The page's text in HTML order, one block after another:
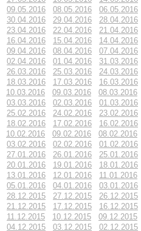
09.05.2016 08.05.2016 06.05.2016
30.04.2016 29.04.2016 28.04.2016
23.04.2016 22.04.2016 21.04.2016
16.04.2016 15.04.2016 14.04.2016
09.04.2016 08.04.2016 07.04.2016
02.04.2016 01.04.2016 31.03.2016
26.03.2016 25.03.2016 24.03.2016
18.03.2016 17.03.2016 16.03.2016
10.03.2016 09.03.2016 08.03.2016
03.03.2016 02.03.2016 01.03.2016
25.02.2016 24.02.2016 23.02.2016
18.02.2016 17.02.2016 16.02.2016
10.02.2016 09.02.2016 08.02.2016
03.02.2016 02.02.2016 01.02.2016
27.01.2016 26.01.2016 25.01.2016
20.01.2016 19.01.2016 18.01.2016
13.01.2016 12.01.2016 11.01.2016
05.01.2016 04.01.2016 03.01.2016
28.12.2015 27.12.2015 26.12.2015
21.12.2015 17.12.2015 16.12.2015
11.12.2015 10.12.2015 09.12.2015
04.12.2015 03.12.2015 02.12.2015